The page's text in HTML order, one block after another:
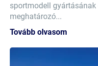
sportmodell gyártásának
meghatározó...
Tovább olvasom